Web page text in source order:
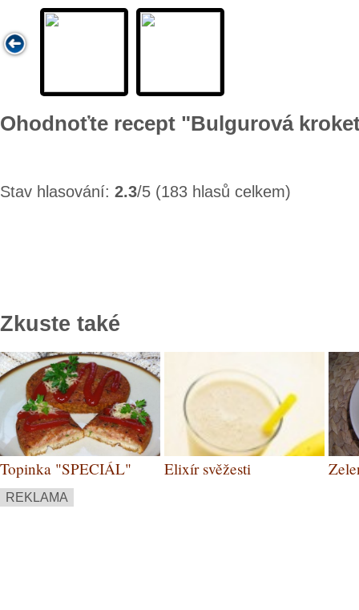
Ohodnoťte recept "Bulgurová
Stav hlasování: 2.3/5 (183 hlasů celkem)
Zkuste také
Topinka "SPECIÁL" Elixír svěžesti
REKLAMA